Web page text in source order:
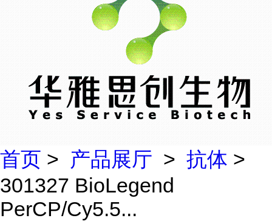
首页 > 产品展厅 > 抗体 >
301327 BioLegend
PerCP/Cy5.5...